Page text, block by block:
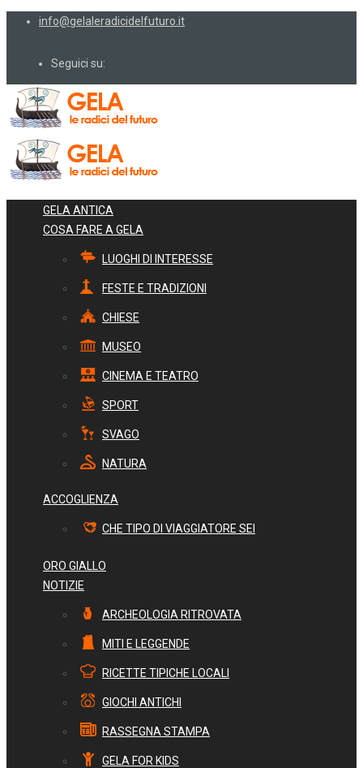
info@gelaleradicidelfuturo.it
Seguici su:
GELA ANTICA
COSA FARE A GELA
LUOGHI DI INTERESSE
FESTE E TRADIZIONI
CHIESE
MUSEO
CINEMA E TEATRO
SPORT
SVAGO
NATURA
ACCOGLIENZA
CHE TIPO DI VIAGGIATORE SEI
ORO GIALLO
NOTIZIE
ARCHEOLOGIA RITROVATA
MITI E LEGGENDE
RICETTE TIPICHE LOCALI
GIOCHI ANTICHI
RASSEGNA STAMPA
GELA FOR KIDS